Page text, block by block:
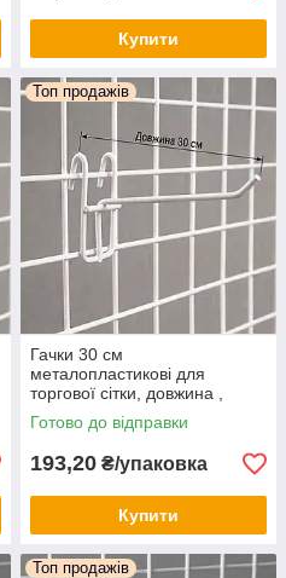
Купити
Топ продажів
Гачки 30 см
металопластикові для
торгової сітки, довжина ,
колір білий (упаковка 10 шт)
Готово до відправки
193,20 ₴/упаковка
Купити
Топ продажів